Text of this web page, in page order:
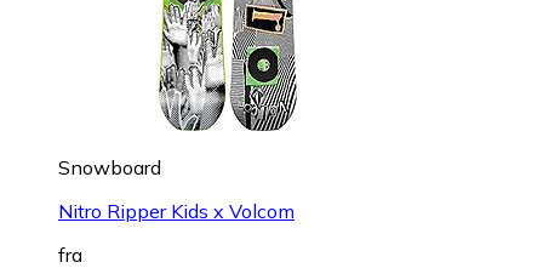
Snowboard
Nitro Ripper Kids x Volcom
fra